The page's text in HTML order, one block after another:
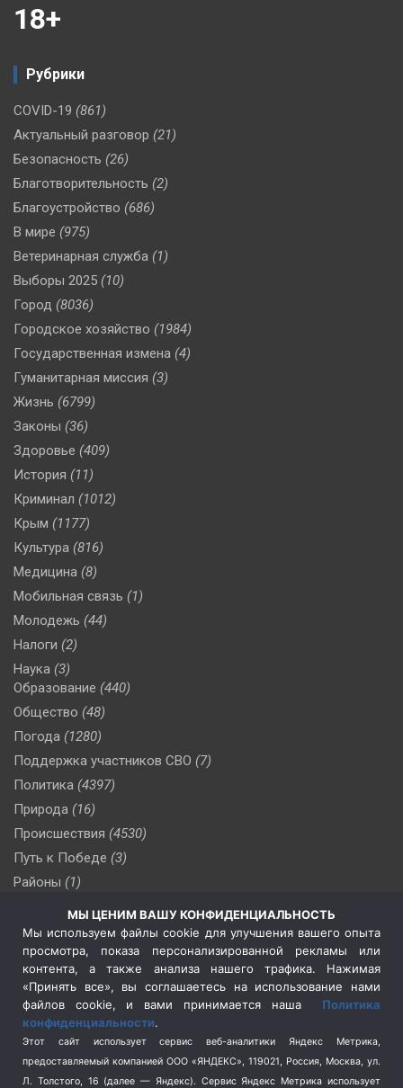
18+
Рубрики
COVID-19 (861)
Актуальный разговор (21)
Безопасность (26)
Благотворительность (2)
Благоустройство (686)
В мире (975)
Ветеринарная служба (1)
Выборы 2025 (10)
Город (8036)
Городское хозяйство (1984)
Государственная измена (4)
Гуманитарная миссия (3)
Жизнь (6799)
Законы (36)
Здоровье (409)
История (11)
Криминал (1012)
Крым (1177)
Культура (816)
Медицина (8)
Мобильная связь (1)
Молодежь (44)
Налоги (2)
Наука (3)
Образование (440)
Общество (48)
Погода (1280)
Поддержка участников СВО (7)
Политика (4397)
Природа (16)
Происшествия (4530)
Путь к Победе (3)
Районы (1)
(510)
Сельское хозяйство (3)
Социальная политика
(3)
Спецоперация в Украине
Спецоперация на Украине
(404)
Спорт (740)
Терроризм (1)
МЫ ЦЕНИМ ВАШУ КОНФИДЕНЦИАЛЬНОСТЬ
Мы используем файлы cookie для улучшения вашего опыта
просмотра, показа персонализированной рекламы или
контента, а также анализа нашего трафика. Нажимая
«Принять все», вы соглашаетесь на использование нами
файлов cookie, и вами принимается наша Политика
конфиденциальности.
Этот сайт использует сервис веб-аналитики Яндекс Метрика,
предоставляемый компанией ООО «ЯНДЕКС», 119021, Россия, Москва, ул.
Л. Толстого, 16 (далее — Яндекс). Сервис Яндекс Метрика использует